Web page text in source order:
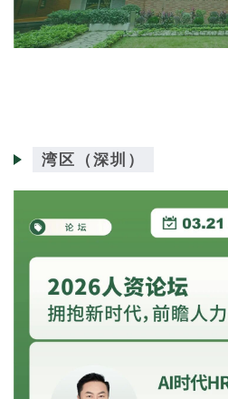
湾区（深圳）